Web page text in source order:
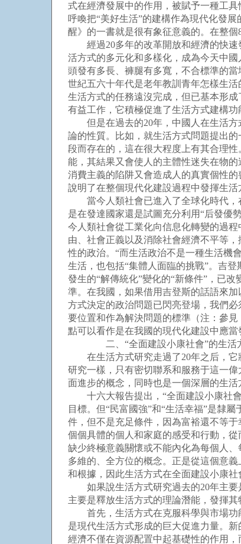
式在經濟發展中的作用，被賦予一種工
呼喚把“美好生活”的建構作為現代化發
醒》的一書就是很有象征意義的。在整
經過20多年的改革開放和經濟的快速
活方式的多元化和多樣化，成為今天中
頭發有多長、褲腿有多寬，不合標準的
世紀五六十年代是老年教訓青年怎樣生
生活方式的任務遠沒完成，但已基本形
有益工作，它積極促進了生活方式建構功
但是在過去的20年，中國人在生活方
論的性質。比如，就生活方式問題提出
段而存在的，這在很大程度上有其合理
能，其結果又會使人的主體性迷失在物
消費主義的陷阱又會造成人的真實個性
說明了在整個現代化建設過程中發揮生活
當今人類社會已進入了全球化時代，
是在發達國家還是試圖充分利用“后發優
今人類社會從工業化向信息化轉變的過
由、社會正義以及消除社會經濟不平等
性的政治。“而生活政治不是一種生活機
生活，也包括“集體人面臨的挑戰”。吉
發生的“解傳統化”變化的“新條件”，已
準。在我國，如果借用吉登斯的話語來
方式決定的政治問題已閃亮登場，我們
要位置和作為解決問題的標準（注：參
點可以看作是在我國的現代化建設中應
二、“全面建設小康社會”的生活方
在生活方式研究走過了20年之后，它
研究一樣，只有密切聯系和服務于這一
面進步的概念，同時也是一個深層的生
十六大報告提出，“全面建設小康社會
目標。但“民富國強”和“生活幸福”是隸
件，但不是充足條件，因為富裕還不等
個個具體的個人和家庭的感受和行動，
缺少終極意義關懷或不能內化為每個人
多維的、全方位的概念。正是從這個意
和根據，因此生活方式在全面建設小康社
如果說生活方式研究過去的20年主要
主要是釋放生活方式的理論潛能，發揮其
首先，生活方式在克服科學與市場功
是現代生活方式形成的巨大促進力量。
經濟不僅在資源配置中起基礎性的作用